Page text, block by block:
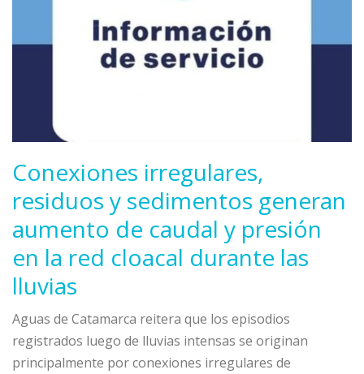
Conexiones irregulares,
residuos y sedimentos generan
aumento de caudal y presión
en la red cloacal durante las
lluvias
Aguas de Catamarca reitera que los episodios
registrados luego de lluvias intensas se originan
principalmente por conexiones irregulares de